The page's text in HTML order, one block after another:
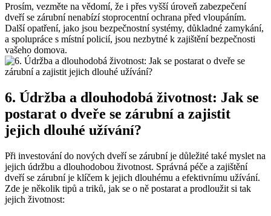
Prosím, vezměte na vědomí, že i přes vyšší úroveň zabezpečení
dveří se zárubní nenabízí stoprocentní ochrana před vloupáním.
Další opatření, jako jsou bezpečnostní systémy, důkladné zamykání,
a spolupráce s místní policií, jsou nezbytné k zajištění bezpečnosti
vašeho domova.
6. Údržba a dlouhodobá životnost: Jak se
postarat o dveře se zárubní a zajistit
jejich dlouhé užívání?
Při investování do nových dveří se zárubní je důležité také myslet na
jejich údržbu a dlouhodobou životnost. Správná péče a zajištění
dveří se zárubní je klíčem k jejich dlouhému a efektivnímu užívání.
Zde je několik tipů a triků, jak se o ně postarat a prodloužit si tak
jejich životnost: